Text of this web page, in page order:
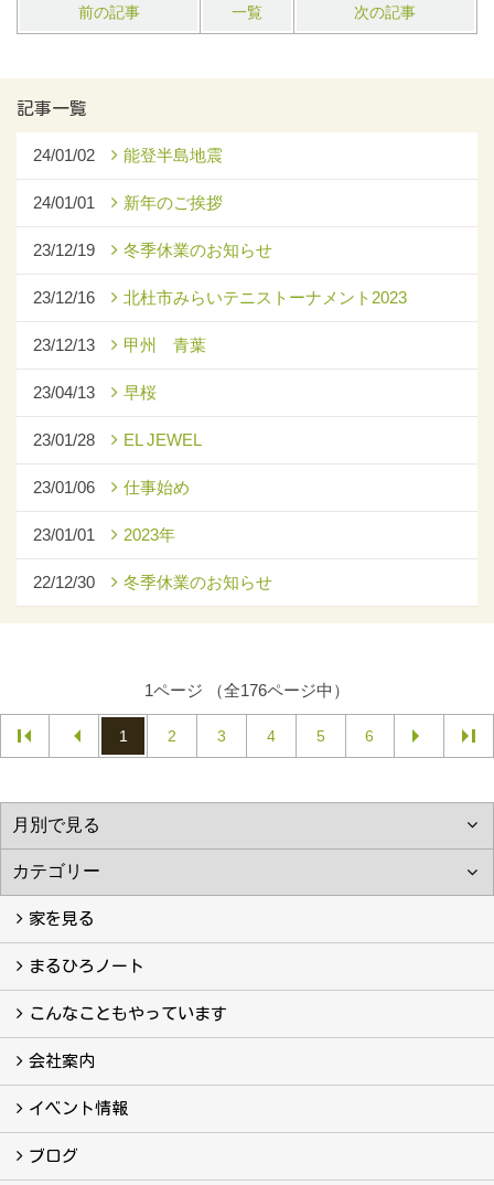
前の記事 一覧 次の記事
記事一覧
24/01/02 能登半島地震
24/01/01 新年のご挨拶
23/12/19 冬季休業のお知らせ
23/12/16 北杜市みらいテニストーナメント2023
23/12/13 甲州 青葉
23/04/13 早桜
23/01/28 EL JEWEL
23/01/06 仕事始め
23/01/01 2023年
22/12/30 冬季休業のお知らせ
1ページ （全176ページ中）
1 2 3 4 5 6
家を見る
フォトギャラリー
現場レポート
完工事例
お客様の声
まるひろノート
真っ直ぐの家づくり
自慢の大工たち
こだわりの自然素材
快適な家のエッセンス
注文住宅ができるまで
こんなこともやっています
こんなこともやっています
会社案内
会社案内
まるひろの人
スタッフ紹介
プライバシーポリシー
イベント情報
イベント予告
イベント報告
ブログ